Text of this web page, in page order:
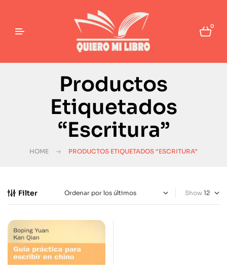
0
Productos
Etiquetados
“Escritura”
HOME PRODUCTOS ETIQUETADOS “ESCRITURA”
Filter Show